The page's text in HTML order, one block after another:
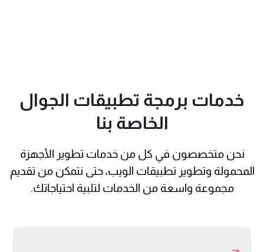
خدمات برمجة تطبيقات الجوال
الخاصة بنا
نحن متخصصون في كل من خدمات تطوير الأجهزة
المحمولة وتطوير تطبيقات الويب، حتى نتمكن من تقديم
مجموعة واسعة من الخدمات لتلبية احتياجاتك.